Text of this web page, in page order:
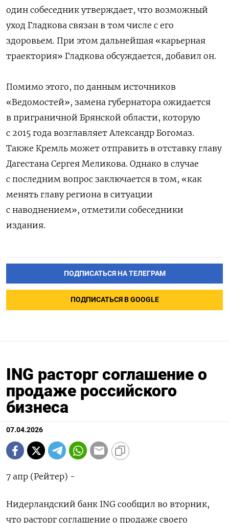
один собеседник утверждает, что возможный
уход Гладкова связан в том числе с его
здоровьем. При этом дальнейшая «карьерная
траектория» Гладкова обсуждается, добавил он.
Помимо этого, по данным источников
«Ведомостей», замена губернатора ожидается
в приграничной Брянской области, которую
с 2015 года возглавляет Александр Богомаз.
Также Кремль может отправить в отставку главу
Дагестана Сергея Меликова. Однако в случае
с последним вопрос заключается в том, «как
менять главу региона в ситуации
с наводнением», отметили собеседники
издания.
ПОДПИСАТЬСЯ НА ТЕЛЕГРАМ
ПОДПИСАТЬСЯ В GOOGLE
ING расторг соглашение о
продаже российского
бизнеса
07.04.2026
7 апр (Рейтер) -
Нидерландский банк ING ‌сообщил во вторник, ​
что расторг соглашение ​о ​продаже ⁠своего